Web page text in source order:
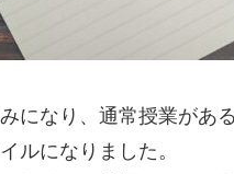
になり、通常授業があ
ルになりました。